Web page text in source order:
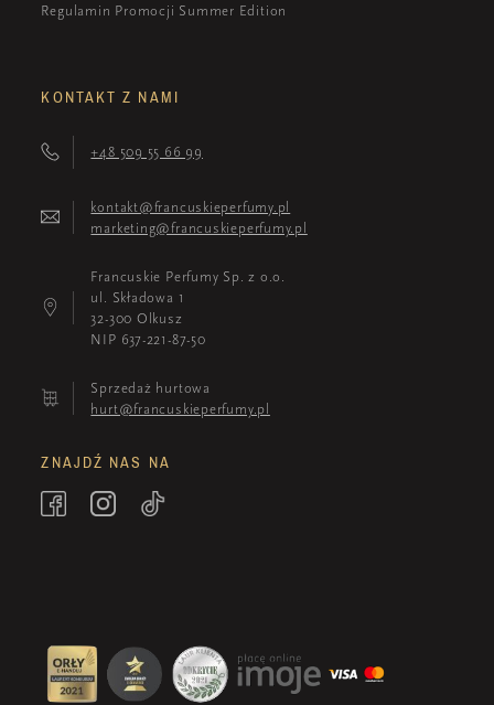
Regulamin Promocji Summer Edition
KONTAKT Z NAMI
+48 509 55 66 99
kontakt@francuskieperfumy.pl
marketing@francuskieperfumy.pl
Francuskie Perfumy Sp. z o.o.
ul. Składowa 1
32-300 Olkusz
NIP 637-221-87-50
Sprzedaż hurtowa
hurt@francuskieperfumy.pl
ZNAJDŹ NAS NA